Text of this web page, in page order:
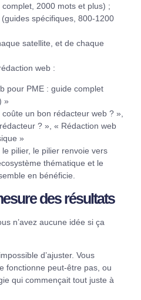
2000 mots et plus) ;
(guides spécifiques, 800-1200
satellite, et de chaque
web :
pour PME : guide complet
»
coûte un bon rédacteur web ? »,
? », « Rédaction web
»
pilier, le pilier renvoie vers
thématique et le
en bénéficie.
des résultats
n’avez aucune idée si ça
d’ajuster. Vous
fonctionne peut-être pas, ou
qui commençait tout juste à